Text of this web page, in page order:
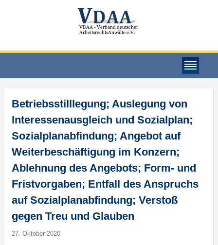
Betriebsstilllegung; Auslegung von
Interessenausgleich und Sozialplan;
Sozialplanabfindung; Angebot auf
Weiterbeschäftigung im Konzern;
Ablehnung des Angebots; Form- und
Fristvorgaben; Entfall des Anspruchs
auf Sozialplanabfindung; Verstoß
gegen Treu und Glauben
27. Oktober 2020